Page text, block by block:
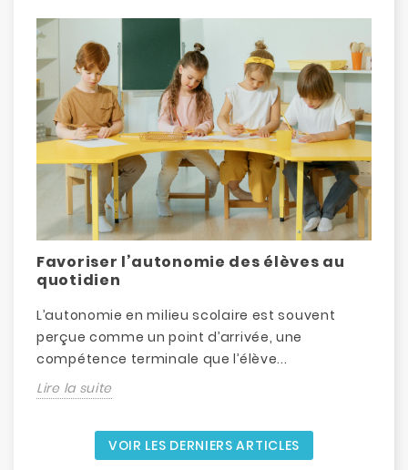
BLOG
Favoriser l’autonomie des élèves au
quotidien
L’autonomie en milieu scolaire est souvent
perçue comme un point d’arrivée, une
compétence terminale que l’élève...
Lire la suite
VOIR LES DERNIERS ARTICLES